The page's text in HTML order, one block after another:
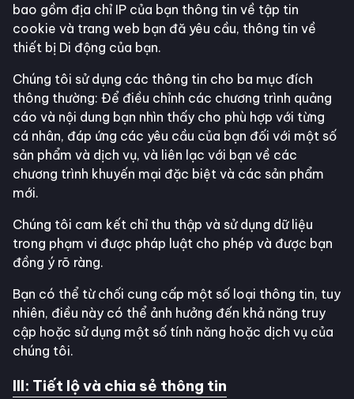
bao gồm địa chỉ IP của bạn thông tin về tập tin
cookie và trang web bạn đă yêu cầu, thông tin về
thiết bị Di động của bạn.
Chúng tôi sử dụng các thông tin cho ba mục đích
thông thường: Để điều chỉnh các chương trình quảng
cáo và nội dung bạn nhìn thấy cho phù hợp với từng
cá nhân, đáp ứng các yêu cầu của bạn đối với một số
sản phẩm và dịch vụ, và liên lạc với bạn về các
chương trình khuyến mại đặc biệt và các sản phẩm
mới.
Chúng tôi cam kết chỉ thu thập và sử dụng dữ liệu
trong phạm vi được pháp luật cho phép và được bạn
đồng ý rõ ràng.
Bạn có thể từ chối cung cấp một số loại thông tin, tuy
nhiên, điều này có thể ảnh hưởng đến khả năng truy
cập hoặc sử dụng một số tính năng hoặc dịch vụ của
chúng tôi.
III: Tiết lộ và chia sẻ thông tin